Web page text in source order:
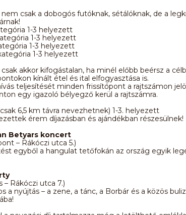
nem csak a dobogós futóknak, sétálóknak, de a
1-3 helyezett
1-3 helyezett
1-3 helyezett
1-3 helyezett
akkor kifogástalan, ha minél előbb beérsz a
kínált étel és ital elfogyasztása is.
teljesítését minden frissítőpont a rajtszámon
egy igazoló bélyegző kerül a rajtszámra.
6,5 km távra nevezhetnek) 1-3. helyezett
érem díjazásban és ajándékban részesülnek!
Betyars koncert
– Rákóczi utca 5.)
egyből a hangulat tetőfokán az ország egyik
– Rákóczi utca 7.)
a nyújtás – a zene, a tánc, a Borbár és a közös